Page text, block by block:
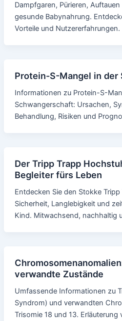
Dampfgaren, Pürieren,
gesunde Babynahrung.
Vorteile und
Protein-S-Mangel in der
Informationen zu Protein-S-
Schwangerschaft: Ursachen,
Behandlung, Risiken und
Der Tripp Trapp
Begleiter fürs Leben
Entdecken Sie den Stokke
Sicherheit, Langlebigkeit und
Kind. Mitwachsend, nachhaltig
verwandte Zustände
Umfassende Informationen zu
Syndrom) und verwandten
Trisomie 18 und 13. Erläuterung